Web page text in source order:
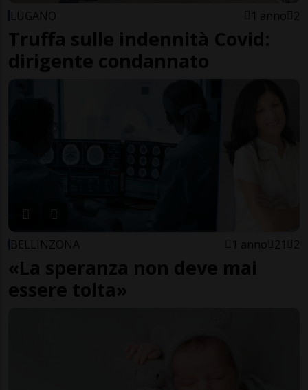
LUGANO 1 anno 2
Truffa sulle indennità Covid:
dirigente condannato
BELLINZONA 1 anno 21 2
«La speranza non deve mai
essere tolta»